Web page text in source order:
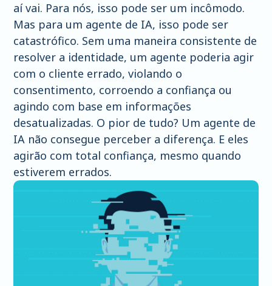
aí vai. Para nós, isso pode ser um incômodo.
Mas para um agente de IA, isso pode ser
catastrófico. Sem uma maneira consistente de
resolver a identidade, um agente poderia agir
com o cliente errado, violando o
consentimento, corroendo a confiança ou
agindo com base em informações
desatualizadas. O pior de tudo? Um agente de
IA não consegue perceber a diferença. E eles
agirão com total confiança, mesmo quando
estiverem errados.